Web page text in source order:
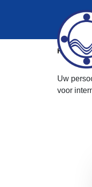
Home
Uw
voor